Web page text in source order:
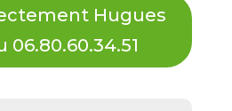
Hugues
06.80.60.34.51